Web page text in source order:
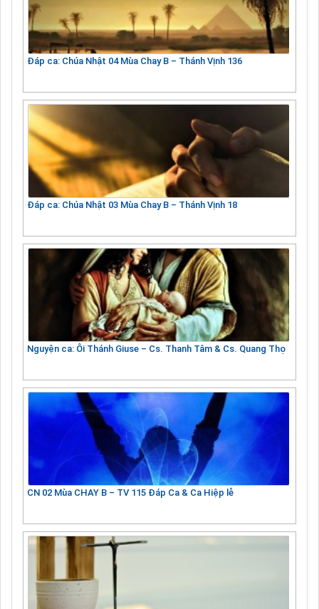
Đáp ca: Chúa Nhật 04 Mùa Chay B – Thánh Vịnh 136
Đáp ca: Chúa Nhật 03 Mùa Chay B – Thánh Vịnh 18
Nguyện ca: Ôi Thánh Giuse – Cs. Thanh Tâm & Cs. Quang Thọ
CN 02 Mùa CHAY B – TV 115 Đáp Ca & Ca Hiệp lễ